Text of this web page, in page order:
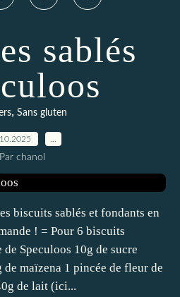
sablés
, Sans gluten
Par chanol
biscuits sablés et fondants en
! = Pour 6 biscuits
Speculoos 10g de sucre
maïzena 1 pincée de fleur de
de lait (ici...